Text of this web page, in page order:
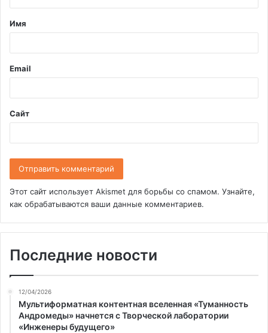
т
а
й
*
Имя
Email
Сайт
Этот сайт использует Akismet для борьбы со спамом. Узнайте,
как обрабатываются ваши данные комментариев.
Последние новости
12/04/2026
Мультиформатная контентная вселенная «Туманность
Андромеды» начнется с Творческой лаборатории
«Инженеры будущего»